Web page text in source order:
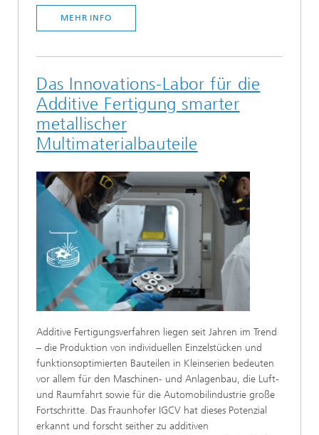
MEHR INFO
Das Innovations-Labor für die
Additive Fertigung smarter
metallischer
Multimaterialbauteile
Additive Fertigungsverfahren liegen seit Jahren im Trend
– die Produktion von individuellen Einzelstücken und
funktionsoptimierten Bauteilen in Kleinserien bedeuten
vor allem für den Maschinen- und Anlagenbau, die Luft-
und Raumfahrt sowie für die Automobilindustrie große
Fortschritte. Das Fraunhofer IGCV hat dieses Potenzial
erkannt und forscht seither zu additiven